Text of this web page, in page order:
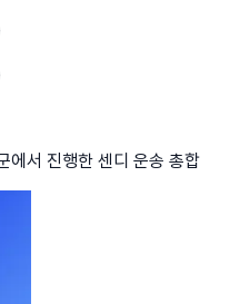
에서 진행한 센디 운송 총합